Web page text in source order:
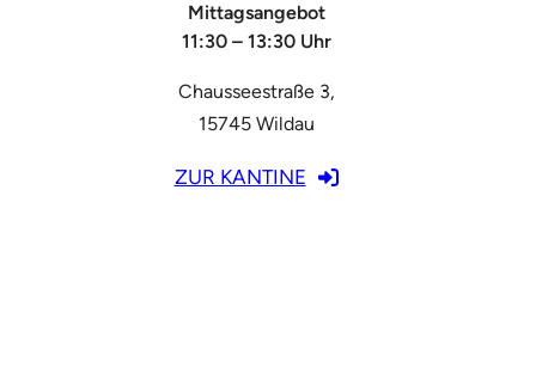
Mittagsangebot
11:30 – 13:30 Uhr
Chausseestraße 3,
15745 Wildau
ZUR KANTINE